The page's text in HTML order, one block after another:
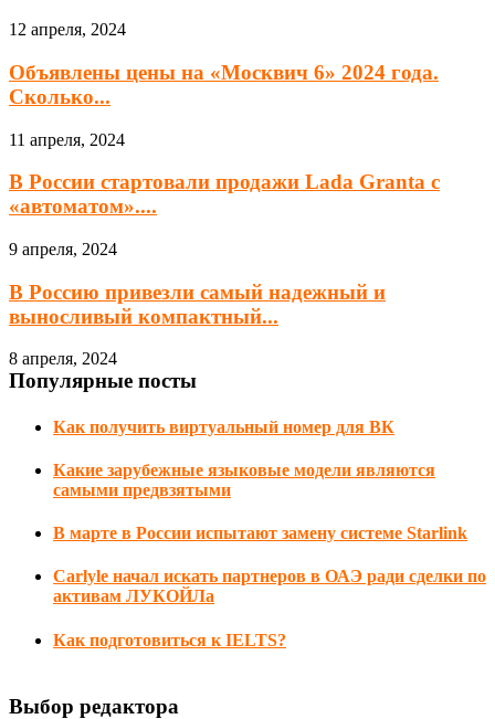
12 апреля, 2024
Объявлены цены на «Москвич 6» 2024 года.
Сколько...
11 апреля, 2024
В России стартовали продажи Lada Granta с
«автоматом»....
9 апреля, 2024
В Россию привезли самый надежный и
выносливый компактный...
8 апреля, 2024
Популярные посты
Как получить виртуальный номер для ВК
Какие зарубежные языковые модели являются
самыми предвзятыми
В марте в России испытают замену системе Starlink
Carlyle начал искать партнеров в ОАЭ ради сделки по
активам ЛУКОЙЛа
Как подготовиться к IELTS?
Выбор редактора